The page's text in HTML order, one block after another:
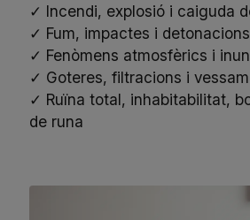
✓ Incendi, explosió i caiguda
✓ Fum, impactes i
✓ Fenòmens atmosfèrics i
✓ Goteres, filtracions i
✓ Ruïna total, inhabitabilitat,
de runa